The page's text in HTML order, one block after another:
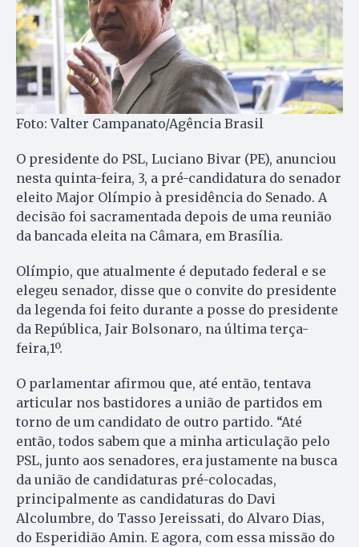
Foto: Valter Campanato/Agência Brasil
O presidente do PSL, Luciano Bivar (PE), anunciou
nesta quinta-feira, 3, a pré-candidatura do senador
eleito Major Olímpio à presidência do Senado. A
decisão foi sacramentada depois de uma reunião
da bancada eleita na Câmara, em Brasília.
Olímpio, que atualmente é deputado federal e se
elegeu senador, disse que o convite do presidente
da legenda foi feito durante a posse do presidente
da República, Jair Bolsonaro, na última terça-
feira,1º.
O parlamentar afirmou que, até então, tentava
articular nos bastidores a união de partidos em
torno de um candidato de outro partido. “Até
então, todos sabem que a minha articulação pelo
PSL, junto aos senadores, era justamente na busca
da união de candidaturas pré-colocadas,
principalmente as candidaturas do Davi
Alcolumbre, do Tasso Jereissati, do Alvaro Dias,
do Esperidião Amin. E agora, com essa missão do